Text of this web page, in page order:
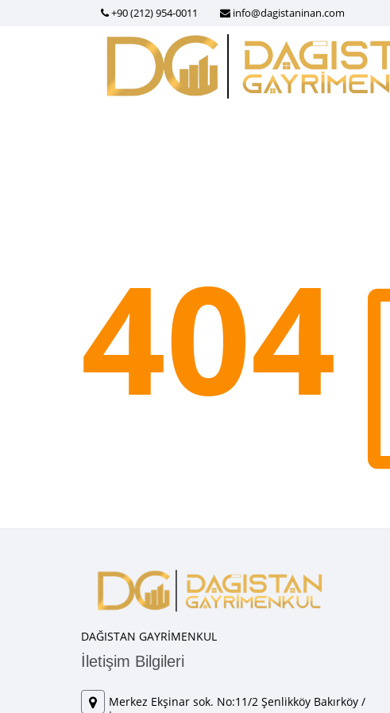
+90 (212) 954-0011 info@dagistaninan.com
404
DAĞISTAN GAYRİMENKUL
İletişim Bilgileri
Merkez Ekşinar sok. No:11/2 Şenlikköy Bakırköy /